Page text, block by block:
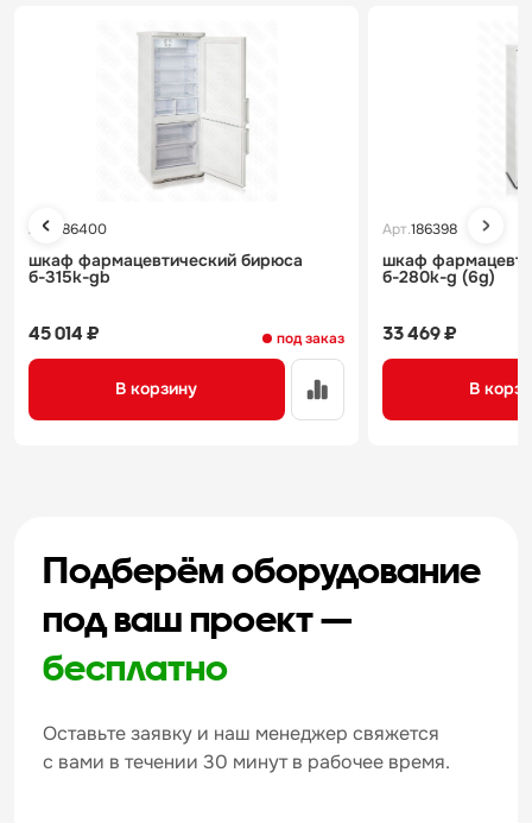
Арт. 186400
шкаф фармацевтический бирюса
б-315k-gb
под заказ
45 014 ₽
В корзину
Арт.186398
шкаф
б-280k-g (6g)
33 469 ₽
В
Подберём оборудование
под ваш проект —
бесплатно
Оставьте заявку и наш менеджер свяжется
с вами в течении 30 минут в рабочее время.